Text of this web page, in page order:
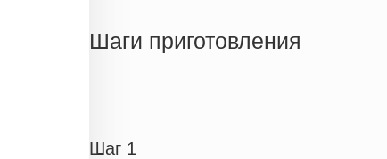
Белки
Шаги приготовления
Шаг 1